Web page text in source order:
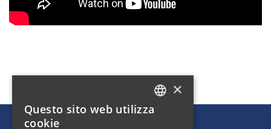
×
Questo sito web utilizza
cookie